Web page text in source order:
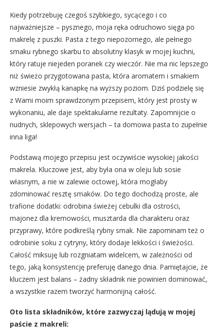
Kiedy potrzebuję czegoś szybkiego, sycącego i co
najważniejsze – pysznego, moja ręka odruchowo sięga po
makrelę z puszki. Pasta z tego niepozornego, ale pełnego
smaku rybnego skarbu to absolutny klasyk w mojej kuchni,
który ratuje niejeden poranek czy wieczór. Nie ma nic lepszego
niż świeżo przygotowana pasta, która aromatem i smakiem
wzniesie zwykłą kanapkę na wyższy poziom. Dziś podzielę się
z Wami moim sprawdzonym przepisem, który jest prosty w
wykonaniu, ale daje spektakularne rezultaty. Zapomnijcie o
nudnych, sklepowych wersjach – ta domowa pasta to zupełnie
inna liga!
Podstawą mojego przepisu jest oczywiście wysokiej jakości
makrela. Kluczowe jest, aby była ona w oleju lub sosie
własnym, a nie w zalewie octowej, która mogłaby
zdominować resztę smaków. Do tego dochodzą proste, ale
trafione dodatki: odrobina świeżej cebulki dla ostrości,
majonez dla kremowości, musztarda dla charakteru oraz
przyprawy, które podkreślą rybny smak. Nie zapominam też o
odrobinie soku z cytryny, który dodaje lekkości i świeżości.
Całość miksuję lub rozgniatam widelcem, w zależności od
tego, jaką konsystencję preferuję danego dnia. Pamiętajcie, że
kluczem jest balans – żadny składnik nie powinien dominować,
a wszystkie razem tworzyć harmonijną całość.
Oto lista składników, które zazwyczaj lądują w mojej
paście z makreli: